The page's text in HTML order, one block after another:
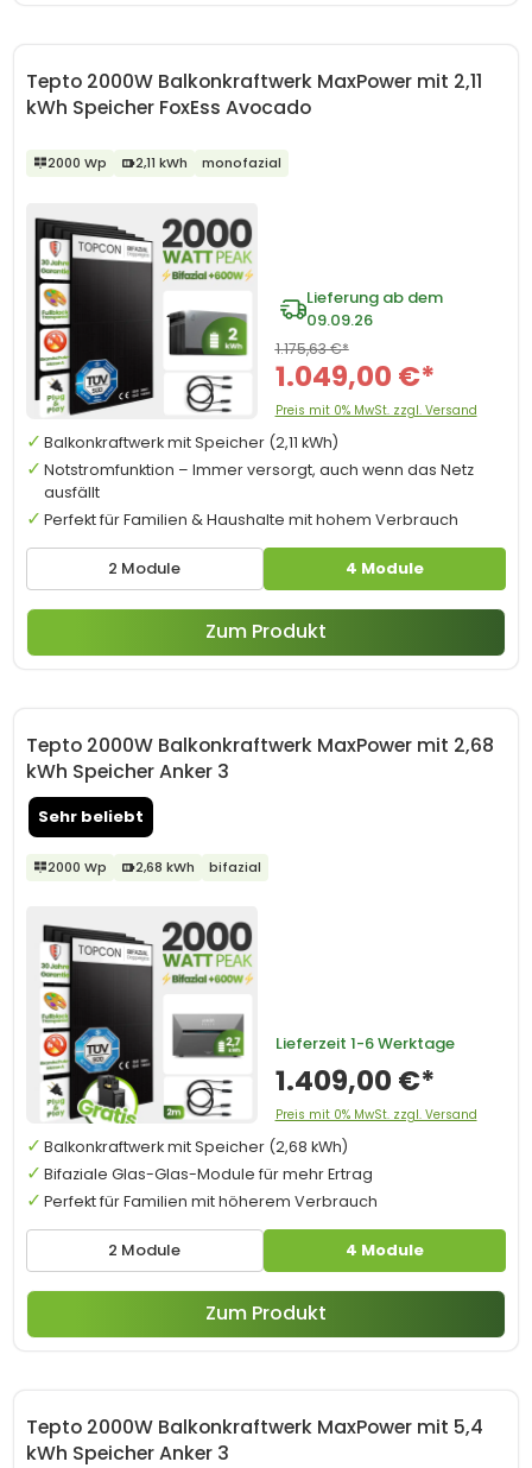
Tepto 2000W Balkonkraftwerk MaxPower mit 2,11
kWh Speicher FoxEss Avocado
2000 Wp 2,11 kWh monofazial
2 Module 4 Module
Lieferung ab dem
09.09.26
1.049,00 €*
1.175,63 €*
Preis mit 0% MwSt. zzgl. Versand
Balkonkraftwerk mit Speicher (2,11 kWh)
Notstromfunktion – Immer versorgt, auch wenn das Netz
ausfällt
Perfekt für Familien & Haushalte mit hohem Verbrauch
Zum Produkt
Sehr beliebt
Tepto 2000W Balkonkraftwerk MaxPower mit 2,68
kWh Speicher Anker 3
2000 Wp 2,68 kWh bifazial
2 Module 4 Module
Lieferzeit 1-6 Werktage
1.409,00 €*
Preis mit 0% MwSt. zzgl. Versand
Balkonkraftwerk mit Speicher (2,68 kWh)
Bifaziale Glas-Glas-Module für mehr Ertrag
Perfekt für Familien mit höherem Verbrauch
Zum Produkt
Tepto 2000W Balkonkraftwerk MaxPower mit 5,4
kWh Speicher Anker 3